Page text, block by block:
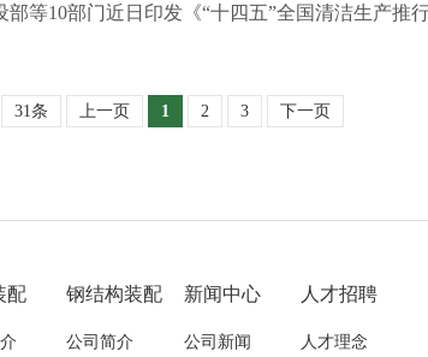
等10部门近日印发《“十四五”全国清洁生产推
31条 上一页 1 2 3 下一页
配 钢结构装配
公司简介
新闻中心
公司新闻
人才招聘
人才理念